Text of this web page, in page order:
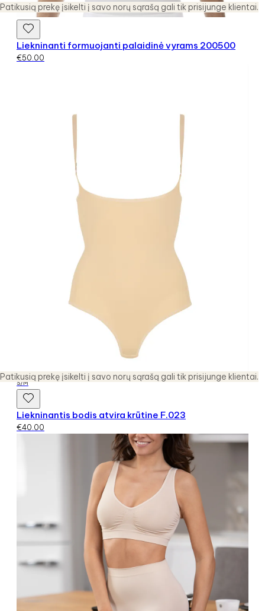
Patikusią prekę įsikelti į savo norų sąrašą gali tik prisijunge klientai.
Patikusią prekę įsikelti į savo norų sąrašą gali tik prisijunge klientai.
Liekninanti formuojanti palaidinė vyrams 200500
€50.00
S/M
Liekninantis bodis atvira krūtine F.023
€40.00